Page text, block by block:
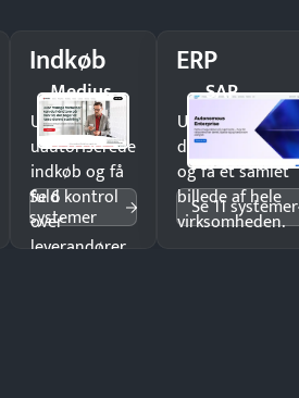
Indkøb
Medius
Undgå
uautoriserede
indkøb og få
fuld kontrol
over
leverandører
Se 6
systemer
ERP
SAP
Undgå
og få ét samlet
billede af hele
virksomheden.
Se 11 systemer